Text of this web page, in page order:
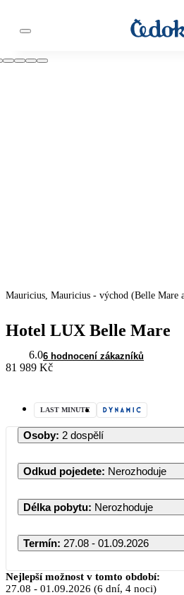
Mauricius, Mauricius - východ (Belle Mare
Hotel LUX Belle Mare
6.06 hodnocení zákazníků
81 989 Kč
LAST MINUTE
Osoby: 2 dospělí
Odkud pojedete: Nerozhoduje
Délka pobytu: Nerozhoduje
Termín: 27.08 - 01.09.2026
Nejlepší možnost v tomto období:
27.08 - 01.09.2026 (6 dní, 4 noci)